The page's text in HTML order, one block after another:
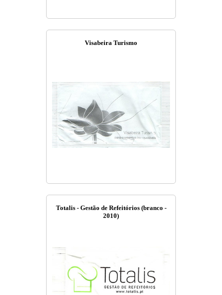
Visabeira Turismo
Totalis - Gestão de Refeitórios (branco -
2010)